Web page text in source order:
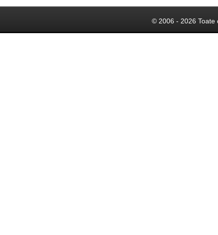
© 2006 - 2026